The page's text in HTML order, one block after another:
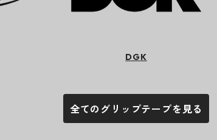
DGK
全てのグリップテープを見る